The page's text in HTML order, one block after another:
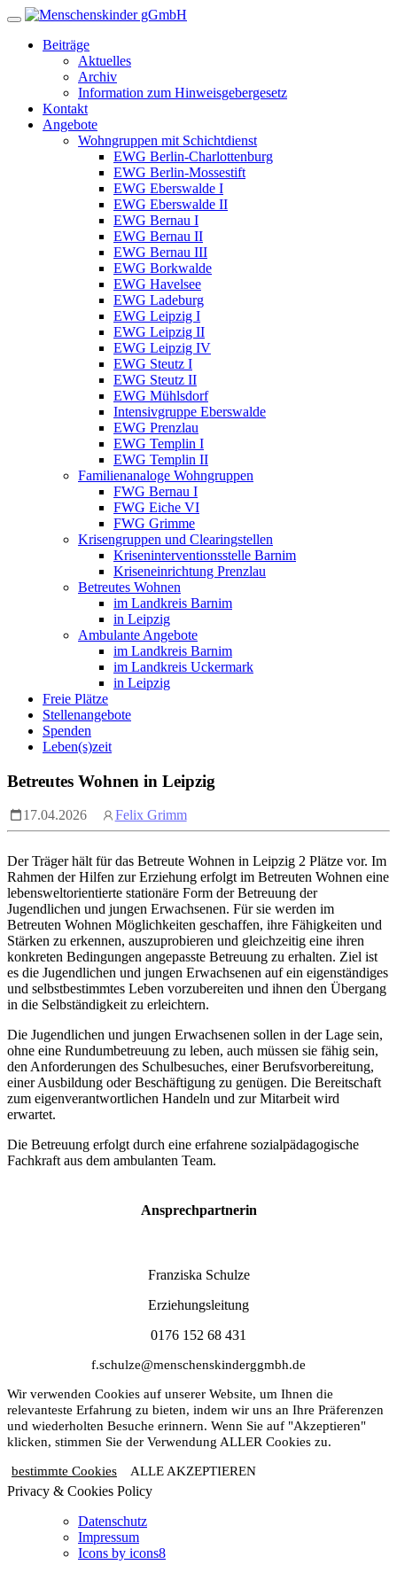
Beiträge
Aktuelles
Archiv
Information zum Hinweisgebergesetz
Kontakt
Angebote
Wohngruppen mit Schichtdienst
EWG Berlin-Charlottenburg
EWG Berlin-Mossestift
EWG Eberswalde I
EWG Eberswalde II
EWG Bernau I
EWG Bernau II
EWG Bernau III
EWG Borkwalde
EWG Havelsee
EWG Ladeburg
EWG Leipzig I
EWG Leipzig II
EWG Leipzig IV
EWG Steutz I
EWG Steutz II
EWG Mühlsdorf
Intensivgruppe Eberswalde
EWG Prenzlau
EWG Templin I
EWG Templin II
Familienanaloge Wohngruppen
FWG Bernau I
FWG Eiche VI
FWG Grimme
Krisengruppen und Clearingstellen
Kriseninterventionsstelle Barnim
Kriseneinrichtung Prenzlau
Betreutes Wohnen
im Landkreis Barnim
in Leipzig
Ambulante Angebote
im Landkreis Barnim
im Landkreis Uckermark
in Leipzig
Freie Plätze
Stellenangebote
Spenden
Leben(s)zeit
Betreutes Wohnen in Leipzig
17.04.2026 Felix Grimm
Der Träger hält für das Betreute Wohnen in Leipzig 2 Plätze vor. Im
Rahmen der Hilfen zur Erziehung erfolgt im Betreuten Wohnen eine
lebensweltorientierte stationäre Form der Betreuung der
Jugendlichen und jungen Erwachsenen. Für sie werden im
Betreuten Wohnen Möglichkeiten geschaffen, ihre Fähigkeiten und
Stärken zu erkennen, auszuprobieren und gleichzeitig eine ihren
konkreten Bedingungen angepasste Betreuung zu erhalten. Ziel ist
es die Jugendlichen und jungen Erwachsenen auf ein eigenständiges
und selbstbestimmtes Leben vorzubereiten und ihnen den Übergang
in die Selbständigkeit zu erleichtern.
Die Jugendlichen und jungen Erwachsenen sollen in der Lage sein,
ohne eine Rundumbetreuung zu leben, auch müssen sie fähig sein,
den Anforderungen des Schulbesuches, einer Berufsvorbereitung,
einer Ausbildung oder Beschäftigung zu genügen. Die Bereitschaft
zum eigenverantwortlichen Handeln und zur Mitarbeit wird
erwartet.
Die Betreuung erfolgt durch eine erfahrene sozialpädagogische
Fachkraft aus dem ambulanten Team.
Ansprechpartnerin
Franziska Schulze
Erziehungsleitung
0176 152 68 431
f.schulze@menschenskinderggmbh.de
Wir verwenden Cookies auf unserer Website, um Ihnen die
relevanteste Erfahrung zu bieten, indem wir uns an Ihre Präferenzen
und wiederholten Besuche erinnern. Wenn Sie auf "Akzeptieren"
klicken, stimmen Sie der Verwendung ALLER Cookies zu.
bestimmte Cookies ALLE AKZEPTIEREN
Privacy & Cookies Policy
Datenschutz
Impressum
Icons by icons8